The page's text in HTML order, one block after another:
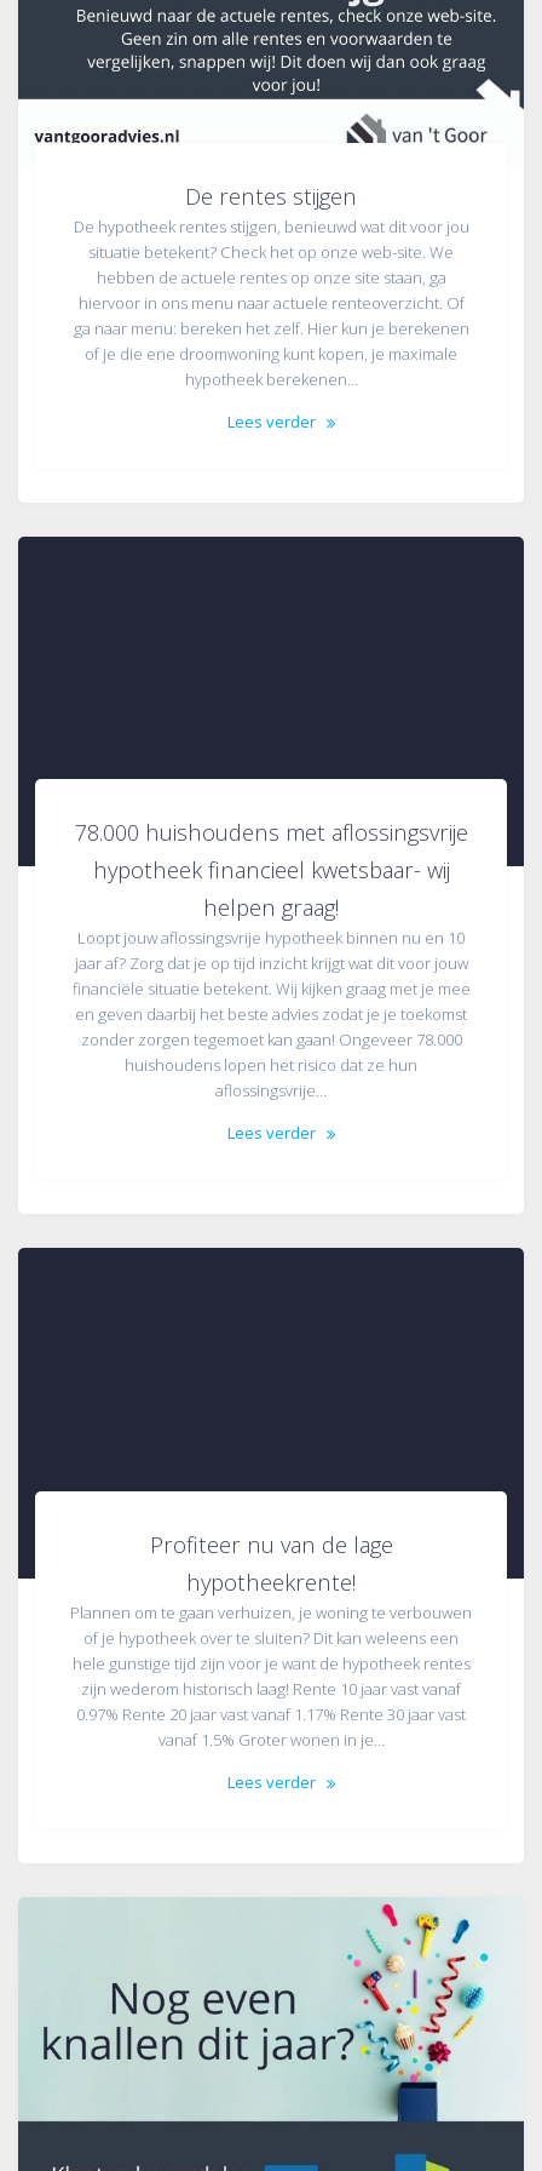
De rentes stijgen
De hypotheek rentes stijgen, benieuwd wat dit voor jou
situatie betekent? Check het op onze web-site. We
hebben de actuele rentes op onze site staan, ga
hiervoor in ons menu naar actuele renteoverzicht. Of
ga naar menu: bereken het zelf. Hier kun je berekenen
of je die ene droomwoning kunt kopen, je maximale
hypotheek berekenen…
Lees verder
78.000 huishoudens met aflossingsvrije
hypotheek financieel kwetsbaar- wij
helpen graag!
Loopt jouw aflossingsvrije hypotheek binnen nu en 10
jaar af? Zorg dat je op tijd inzicht krijgt wat dit voor jouw
financiële situatie betekent. Wij kijken graag met je mee
en geven daarbij het beste advies zodat je je toekomst
zonder zorgen tegemoet kan gaan! Ongeveer 78.000
huishoudens lopen het risico dat ze hun
aflossingsvrije…
Lees verder
Profiteer nu van de lage
hypotheekrente!
Plannen om te gaan verhuizen, je woning te verbouwen
of je hypotheek over te sluiten? Dit kan weleens een
hele gunstige tijd zijn voor je want de hypotheek rentes
zijn wederom historisch laag! Rente 10 jaar vast vanaf
0.97% Rente 20 jaar vast vanaf 1.17% Rente 30 jaar vast
vanaf 1.5% Groter wonen in je…
Lees verder